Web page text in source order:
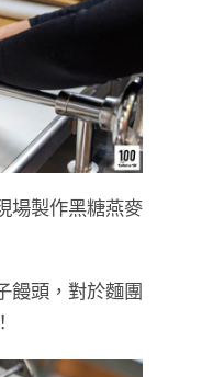
場製作黑糖燕麥
饅頭，對於麵團